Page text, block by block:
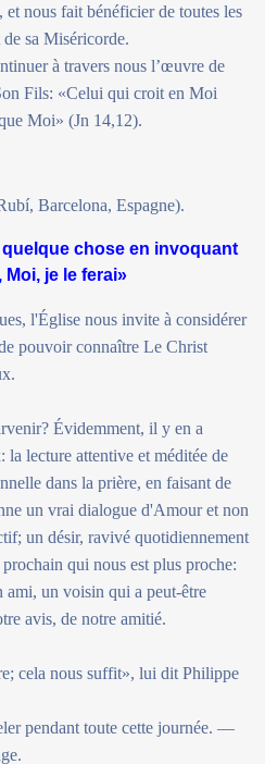
nous fait bénéficier de toutes les
sa Miséricorde.
à travers nous l’œuvre de
Fils: «Celui qui croit en Moi
Moi» (Jn 14,12).
Barcelona, Espagne).
chose en invoquant
Moi, je le ferai»
l'Église nous invite à considérer
pouvoir connaître Le Christ
Évidemment, il y en a
la lecture attentive et méditée de
dans la prière, en faisant de
un vrai dialogue d'Amour et non
un désir, ravivé quotidiennement
qui nous est plus proche:
ami, un voisin qui a peut-être
avis, de notre amitié.
cela nous suffit», lui dit Philippe
pendant toute cette journée. —